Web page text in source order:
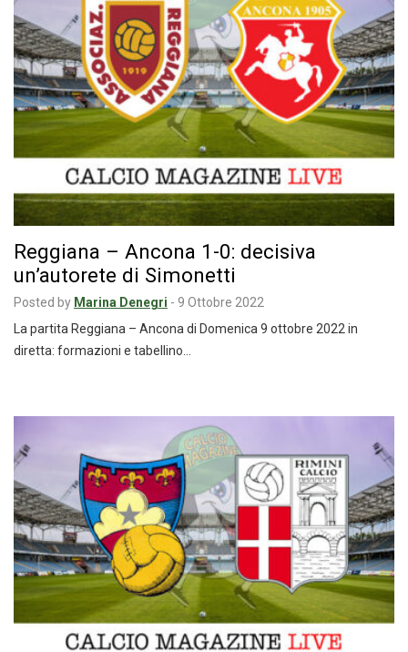
Reggiana – Ancona 1-0: decisiva
un’autorete di Simonetti
Posted by Marina Denegri - 9 Ottobre 2022
La partita Reggiana – Ancona di Domenica 9 ottobre 2022 in
diretta: formazioni e tabellino…